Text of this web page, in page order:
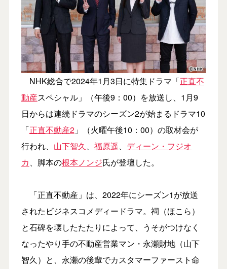
NHK総合で2024年1月3日に特集ドラマ「正直不
動産スペシャル」（午後9：00）を放送し、1月9
日からは連続ドラマのシーズン2が始まるドラマ10
「正直不動産2」（火曜午後10：00）の取材会が
行われ、 山下智久、 福原遥、 ディーン・フジオ
カ、脚本の根本ノンジ氏が登壇した。
「正直不動産」は、2022年にシーズン1が放送
されたビジネスコメディードラマ。祠（ほこら）
と石碑を壊したたたりによって、うそがつけなく
なったやり手の不動産営業マン・永瀬財地（山下
智久）と、永瀬の後輩でカスタマーファースト命